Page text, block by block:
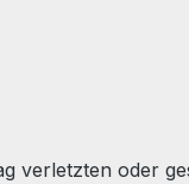
verletzten oder